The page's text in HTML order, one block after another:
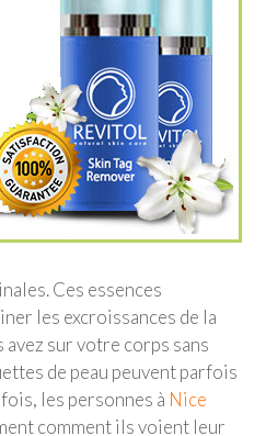
Ces essences
les excroissances de la
sur votre corps sans
de peau peuvent parfois
les personnes à Nice
comment ils voient leur